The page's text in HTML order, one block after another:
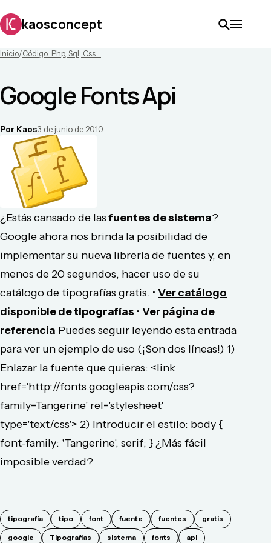
kaosconcept
Inicio/Código: Php, Sql, Css...
Google Fonts Api
Por Kaos3 de junio de 2010
¿Estás cansado de lasfuentes de sistema?
Google ahora nos brinda la posibilidad de
implementar su nueva librería de fuentes y, en
menos de 20 segundos, hacer uso de su
catálogo de tipografías gratis. • Ver catálogo
disponible detipografías • Ver página de
referencia Puedes seguir leyendo esta entrada
para ver un ejemplo de uso (¡Son dos líneas!) 1)
Enlazar la fuente que quieras: <link
href='http://fonts.googleapis.com/css?
family=Tangerine' rel='stylesheet'
type='text/css'> 2) Introducir el estilo: body {
font-family: 'Tangerine', serif; } ¿Más fácil
imposible verdad?
tipografía tipo font fuente fuentes gratis
google Tipografias sistema fonts api